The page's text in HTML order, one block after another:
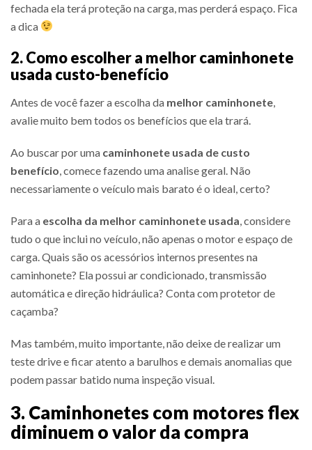
fechada ela terá proteção na carga, mas perderá espaço. Fica
a dica
2. Como escolher a melhor caminhonete
usada custo-benefício
Antes de você fazer a escolha da melhor caminhonete,
avalie muito bem todos os benefícios que ela trará.
Ao buscar por uma caminhonete usada de custo
benefício, comece fazendo uma analise geral. Não
necessariamente o veículo mais barato é o ideal, certo?
Para a escolha da melhor caminhonete usada, considere
tudo o que inclui no veículo, não apenas o motor e espaço de
carga. Quais são os acessórios internos presentes na
caminhonete? Ela possui ar condicionado, transmissão
automática e direção hidráulica? Conta com protetor de
caçamba?
Mas também, muito importante, não deixe de realizar um
teste drive e ficar atento a barulhos e demais anomalias que
podem passar batido numa inspeção visual.
3. Caminhonetes com motores flex
diminuem o valor da compra